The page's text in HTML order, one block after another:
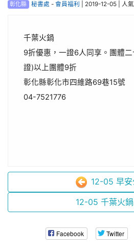
彰化縣 秘書處 - 會員福利 | 2019-12-05 | 人
千葉火鍋
9折優惠，一證6人同享。團體二
證)以上團體9折
彰化縣彰化市四維路69巷15號
04-7521776
12-05 早安
12-05 千葉火鍋
Facebook Twitter